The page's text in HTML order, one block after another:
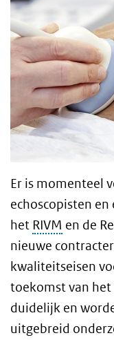
Er is momenteel
echoscopisten
het RIVM en de
nieuwe
kwaliteitseisen
toekomst van het
duidelijk en
uitgebreid